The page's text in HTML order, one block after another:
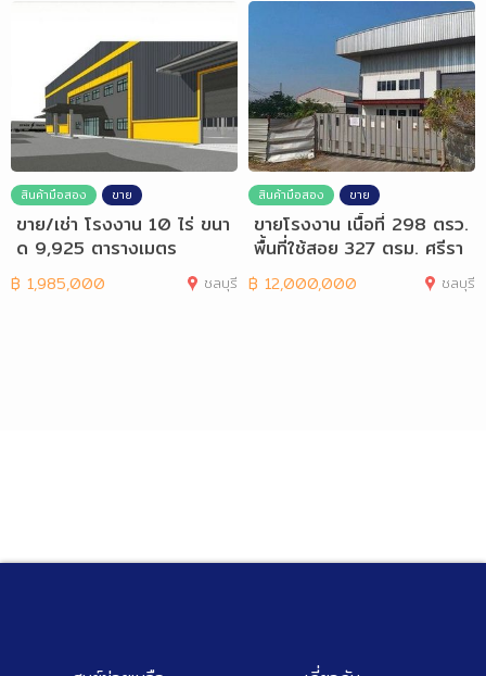
สินค้ามือสอง ขาย
ขาย/เช่า โรงงาน 10 ไร่ ขนา
ด 9,925 ตารางเมตร
฿ 1,985,000 ชลบุรี
สินค้ามือสอง ขาย
ขายโรงงาน เนื้อที่ 298 ตรว.
พื้นที่ใช้สอย 327 ตรม. ศรีรา
ชา
฿ 12,000,000 ชลบุรี